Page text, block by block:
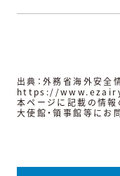
出典：外務省海外安全
https://
本ページに記載の情報
大使館・領事館等にお